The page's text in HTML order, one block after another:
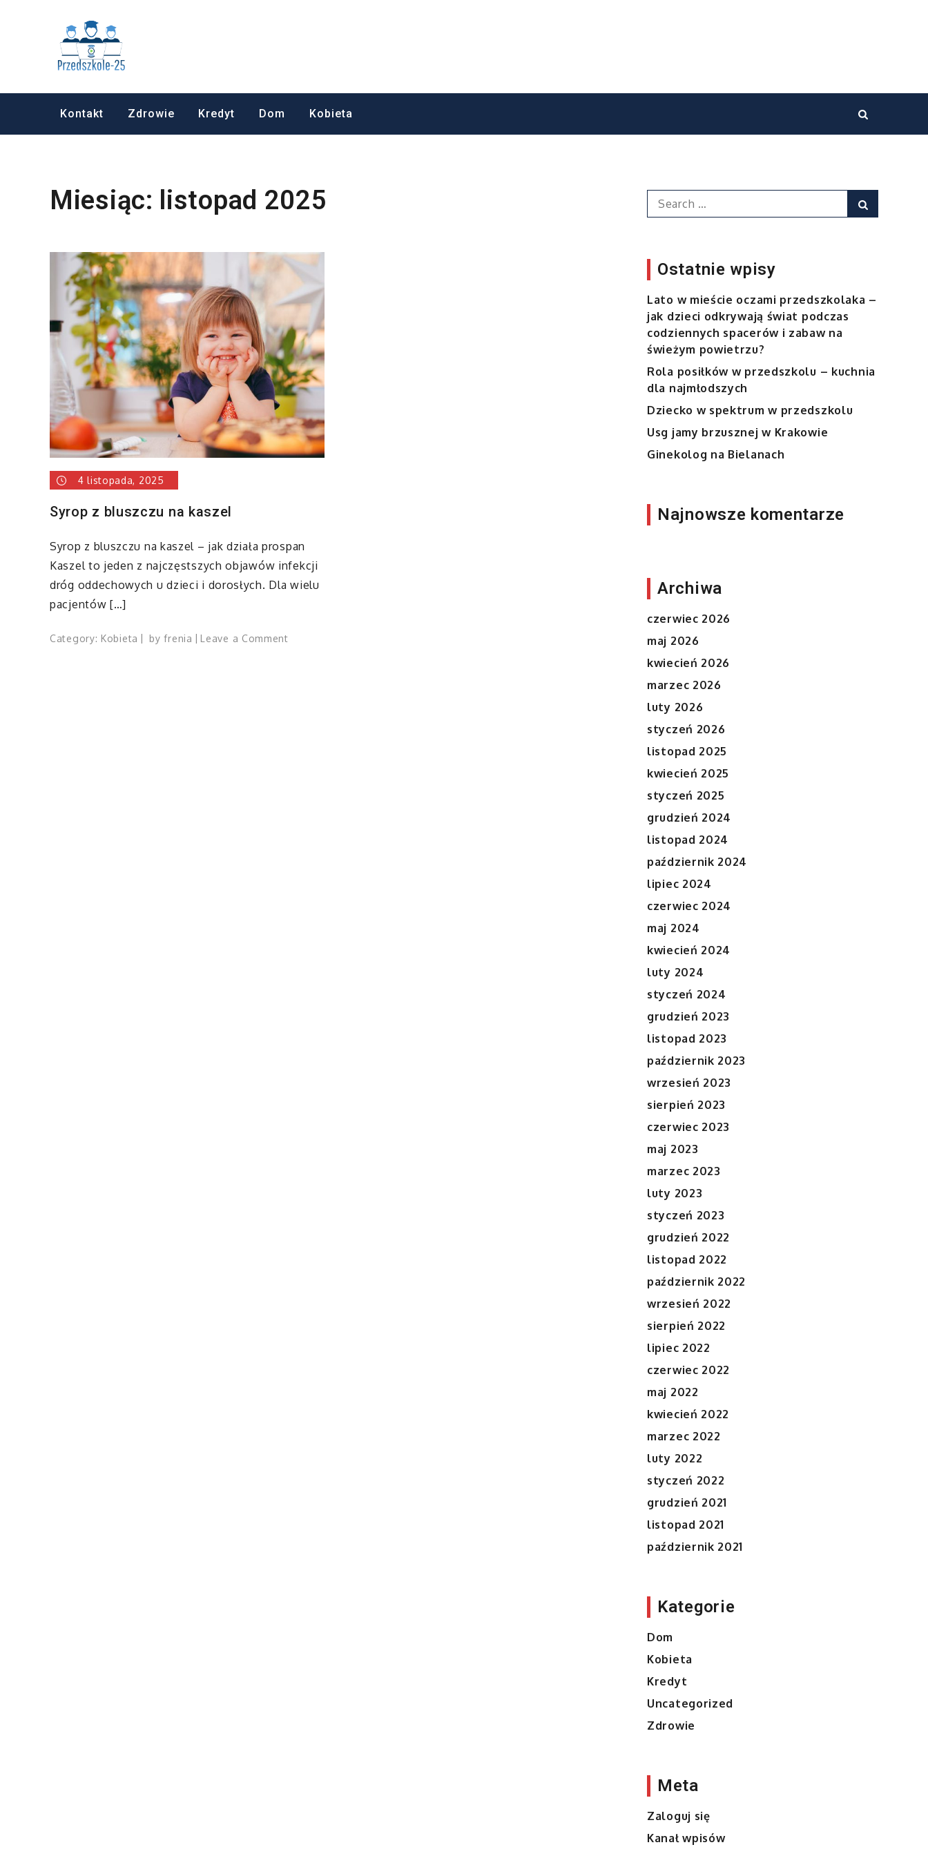
Kontakt Zdrowie Kredyt Dom Kobieta
Miesiąc: listopad 2025
4 listopada, 2025
Syrop z bluszczu na kaszel
Syrop z bluszczu na kaszel – jak działa prospan
Kaszel to jeden z najczęstszych objawów infekcji
dróg oddechowych u dzieci i dorosłych. Dla wielu
pacjentów […]
Category: Kobieta byfrenia Leave a Commenton
Search
for:
Ostatnie wpisy
Lato w mieście oczami przedszkolaka –
jak dzieci odkrywają świat podczas
codziennych spacerów i zabaw na
świeżym powietrzu?
Rola posiłków w przedszkolu – kuchnia
dla najmłodszych
Dziecko w spektrum w przedszkolu
Usg jamy brzusznej w Krakowie
Ginekolog na Bielanach
Najnowsze komentarze
Archiwa
czerwiec 2026
maj 2026
kwiecień 2026
marzec 2026
luty 2026
styczeń 2026
listopad 2025
kwiecień 2025
styczeń 2025
grudzień 2024
listopad 2024
październik 2024
lipiec 2024
czerwiec 2024
maj 2024
kwiecień 2024
luty 2024
styczeń 2024
grudzień 2023
listopad 2023
październik 2023
wrzesień 2023
sierpień 2023
czerwiec 2023
maj 2023
marzec 2023
luty 2023
styczeń 2023
grudzień 2022
listopad 2022
październik 2022
wrzesień 2022
sierpień 2022
lipiec 2022
czerwiec 2022
maj 2022
kwiecień 2022
marzec 2022
luty 2022
styczeń 2022
grudzień 2021
listopad 2021
październik 2021
Kategorie
Dom
Kobieta
Kredyt
Uncategorized
Zdrowie
Meta
Zaloguj się
Kanał wpisów